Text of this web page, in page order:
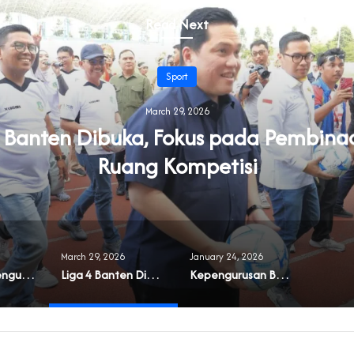
Read Next
Sport
March 29, 2026
Dibuka, Fokus pada
Ruang Kompetisi
FFF x PSSI: Penguatan Sepak Bola Putri melalui Program Next Goal
March 29, 2026
Liga 4 Banten Dibuka, Fokus pada Pembinaan dan Ruang Kompetisi
January 24, 2026
Kepengurusan Baru, Ruang Ketua KONI Banten Direnov, Disebut Habiskan Rp200 Juta